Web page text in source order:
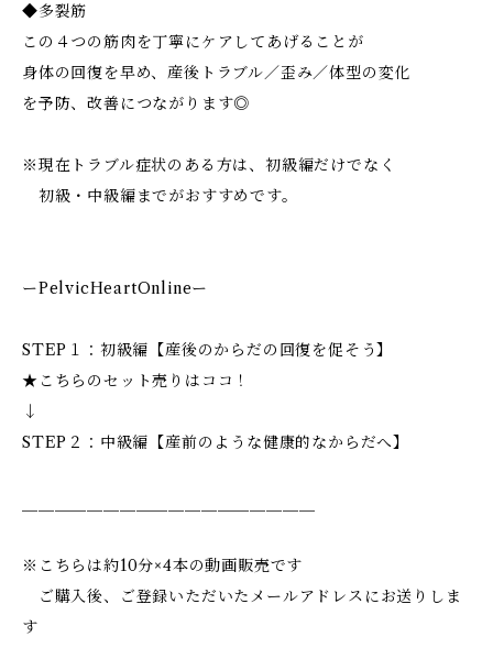
◆多裂筋
この４つの筋肉を丁寧にケアしてあげることが
身体の回復を早め、産後トラブル／歪み／体型の変化
を予防、改善につながります◎
※現在トラブル症状のある方は、初級編だけでなく
初級・中級編までがおすすめです。
ーPelvicHeartOnlineー
STEP１：初級編【産後のからだの回復を促そう】
★こちらのセット売りはココ！
↓
STEP２：中級編【産前のような健康的なからだへ】
※こちらは約10分×4本の動画販売です
ご購入後、ご登録いただいたメールアドレスにお送りしま
す